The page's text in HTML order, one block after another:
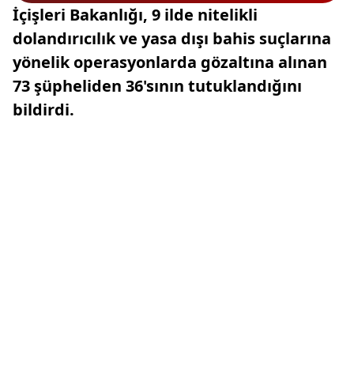
İçişleri Bakanlığı, 9 ilde nitelikli
dolandırıcılık ve yasa dışı bahis suçlarına
yönelik operasyonlarda gözaltına alınan
73 şüpheliden 36'sının tutuklandığını
bildirdi.